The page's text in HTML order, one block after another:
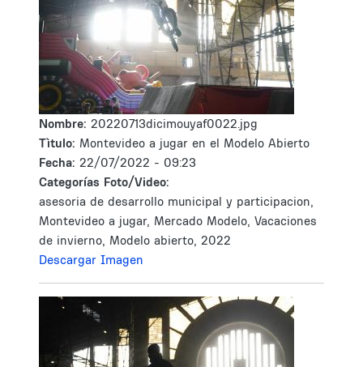
Nombre: 20220713dicimouyaf0022.jpg
Tìtulo: Montevideo a jugar en el Modelo Abierto
Fecha: 22/07/2022 - 09:23
Categorías Foto/Video:
asesoria de desarrollo municipal y participacion,
Montevideo a jugar, Mercado Modelo, Vacaciones
de invierno, Modelo abierto, 2022
Descargar Imagen